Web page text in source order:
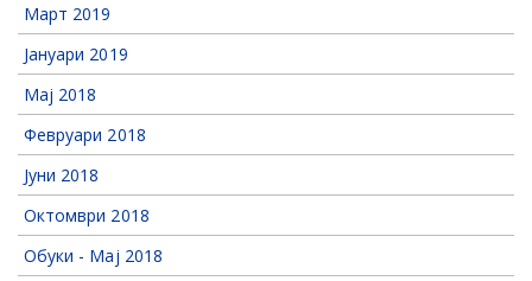
Март 2019
Јануари 2019
Мај 2018
Февруари 2018
Јуни 2018
Октомври 2018
Обуки - Мај 2018